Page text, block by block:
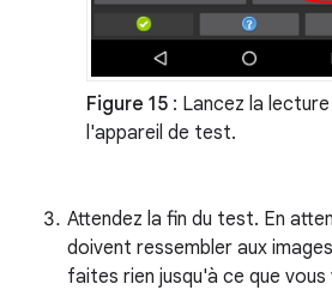
Figure 15 : Lancez la
l'appareil de test.
Attendez la fin du test. En
doivent ressembler aux
faites rien jusqu'à ce que